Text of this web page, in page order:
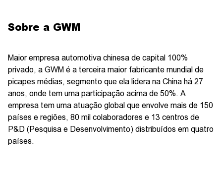
Sobre a GWM
Maior empresa automotiva chinesa de capital 100%
privado, a GWM é a terceira maior fabricante mundial de
picapes médias, segmento que ela lidera na China há 27
anos, onde tem uma participação acima de 50%. A
empresa tem uma atuação global que envolve mais de 150
países e regiões, 80 mil colaboradores e 13 centros de
P&D (Pesquisa e Desenvolvimento) distribuídos em quatro
países.